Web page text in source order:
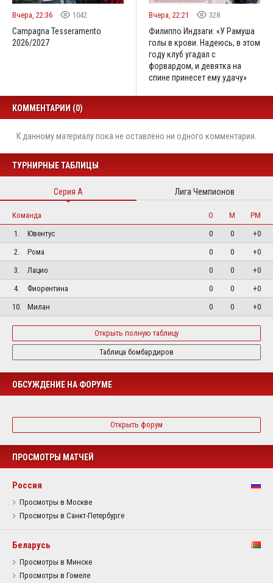
Вчера, 22:36 1042
Campagna Tesseramento
2026/2027
Вчера, 22:21 328
Филиппо Индзаги: «У Рамуша
голы в крови. Надеюсь, в этом
году клуб угадал с
форвардом, и девятка на
спине принесет ему удачу»
КОММЕНТАРИИ (0)
К данному материалу пока не оставлено ни одного комментария.
ТУРНИРНЫЕ ТАБЛИЦЫ
Серия А Лига Чемпионов
Команда О М
РМ
1.
Ювентус 0 0
+0
2.
Рома 0 0
+0
3.
Лацио 0 0
+0
4.
Фиорентина 0 0
+0
10.
Милан 0 0 +0
Открыть полную таблицу
Таблица бомбардиров
ОБСУЖДЕНИЕ НА ФОРУМЕ
Открыть форум
ПРОСМОТРЫ МАТЧЕЙ
Россия
Просмотры в Москве
Просмотры в Санкт-Петербурге
Беларусь
Просмотры в Минске
Просмотры в Гомеле